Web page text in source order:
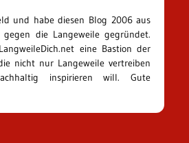
und habe diesen Blog 2006 aus
gegen die Langeweile gegründet.
eine Bastion der
nicht nur Langeweile vertreiben
inspirieren will. Gute